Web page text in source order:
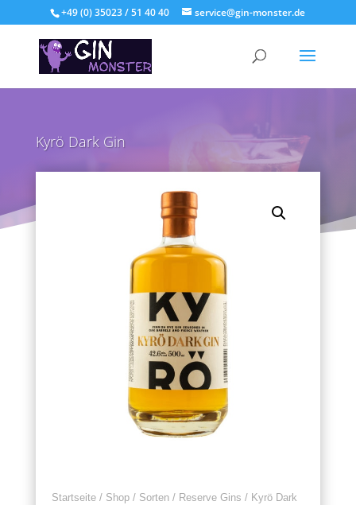
+49 (0) 35023 / 51 40 40 service@gin-monster.de
Kyrö Dark Gin
Startseite/ Shop/ Sorten/ Reserve Gins / Kyrö Dark